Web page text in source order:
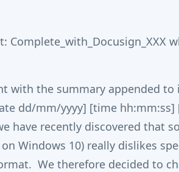
with the summary appended
dd/mm/yyyy] [time hh:mm:ss]
have recently discovered that
Windows 10) really dislikes
We therefore decided to